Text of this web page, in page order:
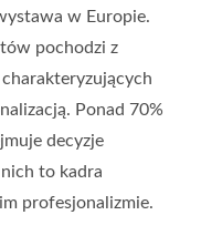
w Europie.
pochodzi z
Ponad 70%
decyzje
to kadra
profesjonalizmie.